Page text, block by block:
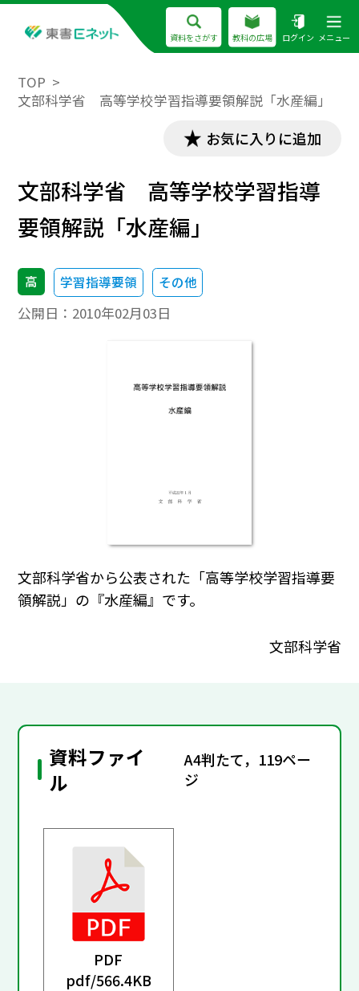
資料をさがす 教科の広場 ログイン メニュー
TOP
文部科学省 高等学校学習指導要領解説「水産編」
お気に入りに追加
文部科学省 高等学校学習指導
要領解説「水産編」
高 学習指導要領 その他
公開日： 2010年02月03日
文部科学省から公表された「高等学校学習指導要
領解説」の『水産編』です。
文部科学省
資料ファイ
ル
A4判たて，119ペー
ジ
PDF
pdf/566.4KB